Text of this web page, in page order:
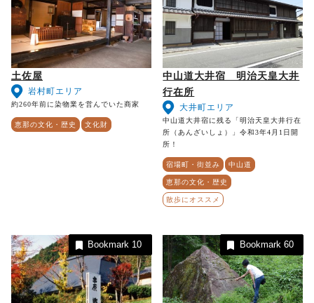
土佐屋
岩村町エリア
約260年前に染物業を営んでいた商家
恵那の文化・歴史 文化財
中山道大井宿 明治天皇大井
行在所
大井町エリア
中山道大井宿に残る「明治天皇大井行在
所（あんざいしょ）」令和3年4月1日開
所！
宿場町・街並み 中山道
恵那の文化・歴史
散歩にオススメ
Bookmark 10 Bookmark 60